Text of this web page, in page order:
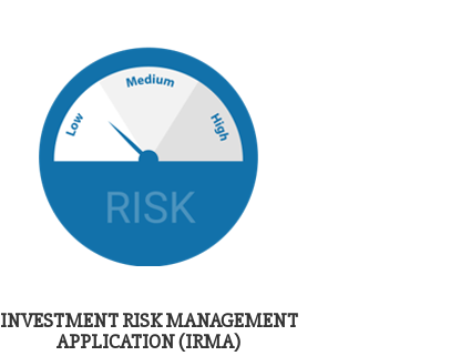
INVESTMENT RISK MANAGEMENT
APPLICATION (IRMA)